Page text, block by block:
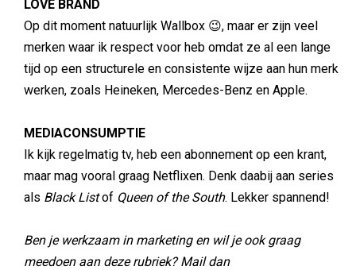
LOVE BRAND
Op dit moment natuurlijk Wallbox 😉, maar er zijn veel
merken waar ik respect voor heb omdat ze al een lange
tijd op een structurele en consistente wijze aan hun merk
werken, zoals Heineken, Mercedes-Benz en Apple.
MEDIACONSUMPTIE
Ik kijk regelmatig tv, heb een abonnement op een krant,
maar mag vooral graag Netflixen. Denk daabij aan series
als Black Listof Queen of the South. Lekker spannend!
Ben je werkzaam in marketing en wil je ook graag
meedoen aan deze rubriek? Mail dan